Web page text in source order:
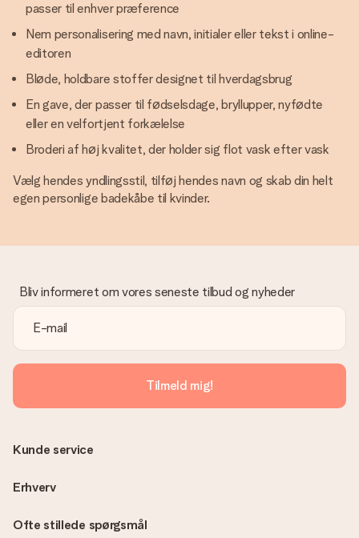
passer til enhver præference
Nem personalisering med navn, initialer eller tekst i online-
editoren
Bløde, holdbare stoffer designet til hverdagsbrug
En gave, der passer til fødselsdage, bryllupper, nyfødte
eller en velfortjent forkælelse
Broderi af høj kvalitet, der holder sig flot vask efter vask
Vælg hendes yndlingsstil, tilføj hendes navn og skab din helt
egen personlige badekåbe til kvinder.
Bliv informeret om vores seneste tilbud og nyheder
Tilmeld mig!
Ofte stillede spørgsmål
Kunde service
Erhverv